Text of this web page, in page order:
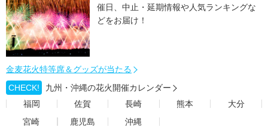
催日、中止・延期情報や人気ランキングな
どをお届け！
金麦花火特等席＆グッズが当たる
CHECK!
九州・沖縄の花火開催カレンダー
福岡
佐賀 長崎 熊本
大分
宮崎
鹿児島 沖縄